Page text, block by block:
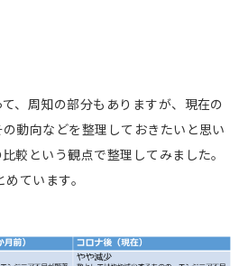
、周知の部分もありますが、現在の
動向などを整理しておきたいと思い
較という観点で整理してみました。
ています。